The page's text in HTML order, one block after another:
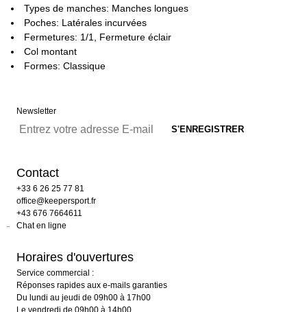
Types de manches: Manches longues
Poches: Latérales incurvées
Fermetures: 1/1, Fermeture éclair
Col montant
Formes: Classique
Newsletter
Contact
+33 6 26 25 77 81
office@keepersport.fr
+43 676 7664611
Chat en ligne
Horaires d'ouvertures
Service commercial :
Réponses rapides aux e-mails garanties
Du lundi au jeudi de 09h00 à 17h00
Le vendredi de 09h00 à 14h00